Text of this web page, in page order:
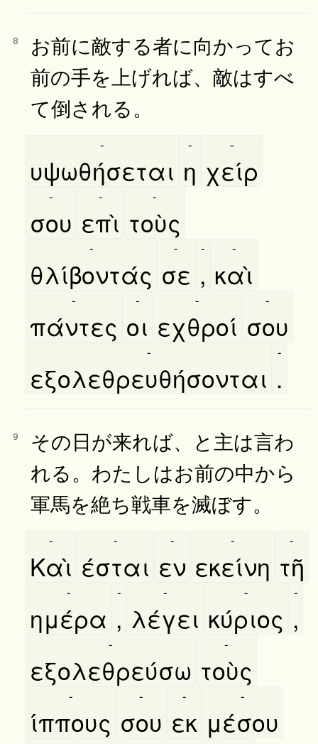
8
お前に敵する者に向かってお
前の手を上げれば、敵はすべ
て倒される。
υψωθήσεται
-
η
-
χείρ
-
σου
-
επὶ
-
τοὺς
-
θλίβοντάς
-
σε
-
,
-
καὶ
-
πάντες
-
οι
-
εχθροί
-
σου
-
εξολεθρευθήσονται
-
.
-
9
その日が来れば、と主は言わ
れる。わたしはお前の中から
軍馬を絶ち戦車を滅ぼす。
Καὶ
-
έσται
-
εν
-
εκείνη
-
τῆ
-
ημέρα
-
,
-
λέγει
-
κύριος
-
,
-
εξολεθρεύσω
-
τοὺς
-
ίππους
-
σου
-
εκ
-
μέσου
-